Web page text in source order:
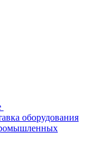
оборудования